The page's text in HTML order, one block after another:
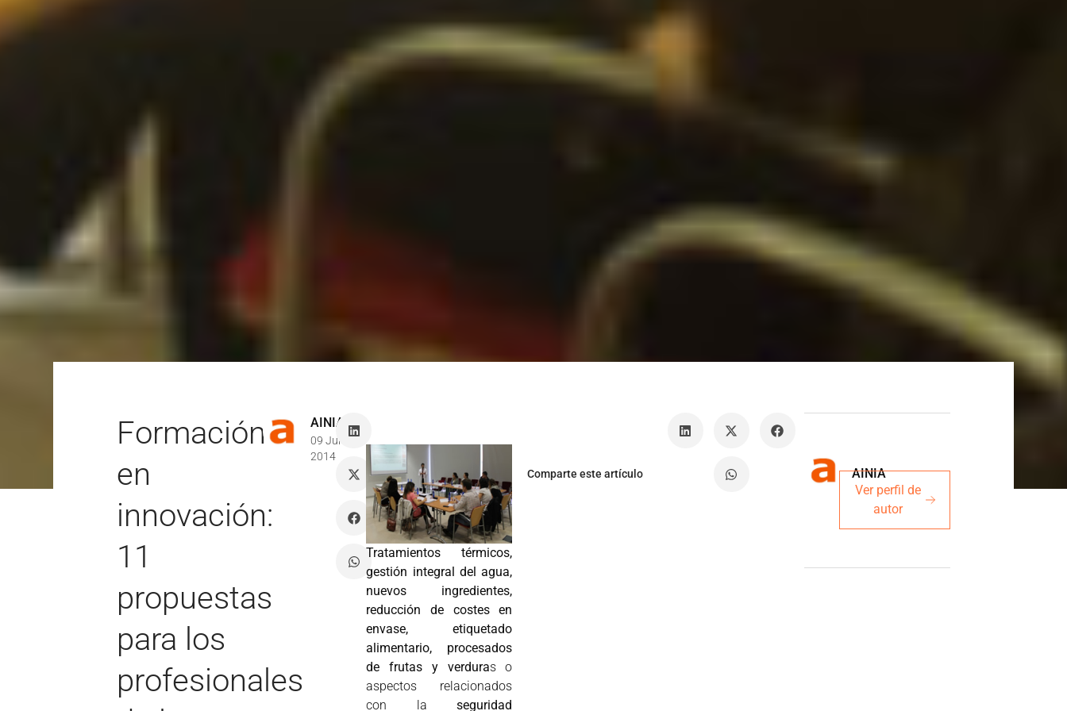
Formación
en
innovación:
11
propuestas
para los
profesionales
AINIA
09 Jul
2014
Tratamientos térmicos,
gestión integral del agua,
nuevos ingredientes,
reducción de costes en
envase, etiquetado
alimentario, procesados
de frutas y verduras o
aspectos relacionados
con laseguridad
Comparte este artículo
AINIA
Ver perfil de
autor